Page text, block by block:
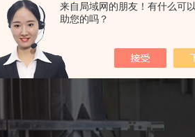
来自局域网的朋友！有什么可
助您的吗？